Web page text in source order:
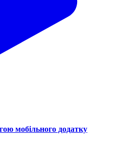
мобільного додатку